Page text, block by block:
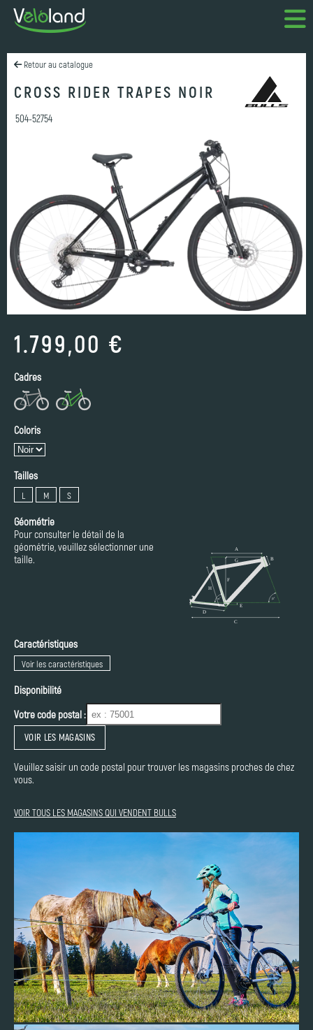
Retour au catalogue
CROSS RIDER TRAPES NOIR
504-52754
1.799,00 €
Cadres
Coloris
Tailles
L M S
Géométrie
Pour consulter le détail de la
géométrie, veuillez sélectionner une
taille.
Caractéristiques
Voir les caractéristiques
Disponibilité
Votre code postal :
VOIR LES MAGASINS
Veuillez saisir un code postal pour trouver les magasins proches de chez
vous.
VOIR TOUS LES MAGASINS QUI VENDENT BULLS